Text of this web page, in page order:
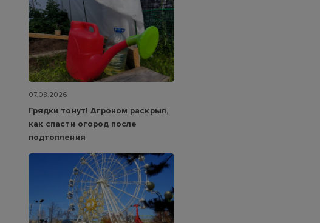
07.08.2026
Грядки тонут! Агроном раскрыл,
как спасти огород после
подтопления